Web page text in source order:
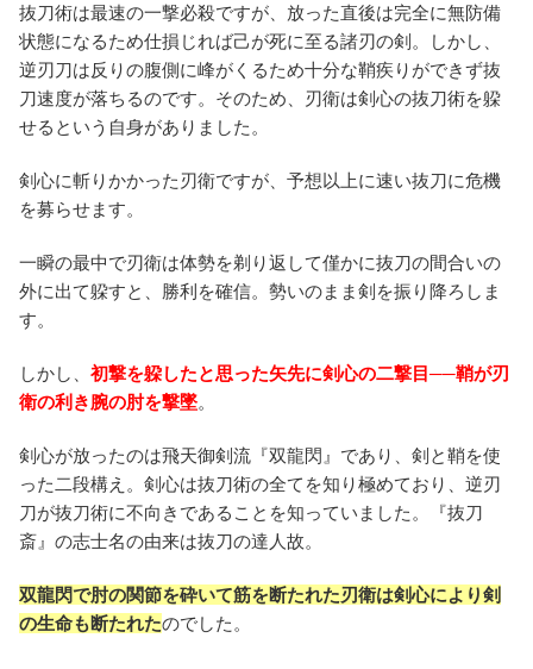
抜刀術は最速の一撃必殺ですが、放った直後は完全に無防備
状態になるため仕損じれば己が死に至る諸刃の剣。しかし、
逆刃刀は反りの腹側に峰がくるため十分な鞘疾りができず抜
刀速度が落ちるのです。そのため、刃衛は剣心の抜刀術を躱
せるという自身がありました。
剣心に斬りかかった刃衛ですが、予想以上に速い抜刀に危機
を募らせます。
一瞬の最中で刃衛は体勢を剃り返して僅かに抜刀の間合いの
外に出て躱すと、勝利を確信。勢いのまま剣を振り降ろしま
す。
しかし、 初撃を躱したと思った矢先に剣心の二撃目──鞘が刃
衛の利き腕の肘を撃墜。
剣心が放ったのは飛天御剣流『双龍閃』であり、剣と鞘を使
った二段構え。剣心は抜刀術の全てを知り極めており、逆刃
刀が抜刀術に不向きであることを知っていました。『抜刀
斎』の志士名の由来は抜刀の達人故。
双龍閃で肘の関節を砕いて筋を断たれた刃衛は剣心により剣
の生命も断たれたのでした。